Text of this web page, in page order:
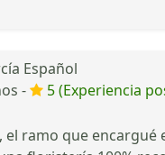
Español
-
5 (Experiencia
ramo que encargué